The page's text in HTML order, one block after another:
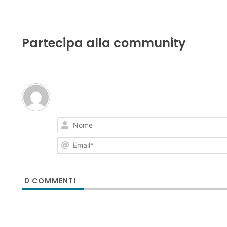
Partecipa alla community
0 COMMENTI